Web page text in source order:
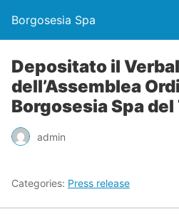
Borgosesia Spa
Depositato il
dell’Assemblea
Borgosesia Spa
admin
Categories: Press release